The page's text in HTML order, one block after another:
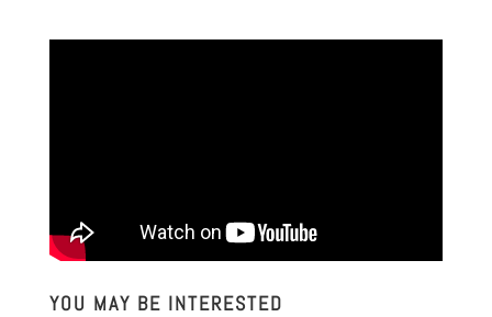
YOU MAY BE INTERESTED